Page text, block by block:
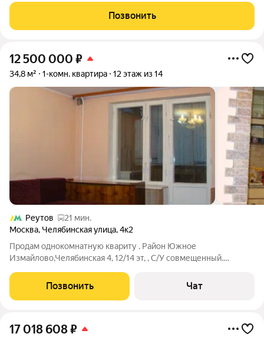
модернизма, главный принцип которого заключается в
создании новой архитектуры,
Позвонить
12 500 000 ₽
34,8 м² 1-комн. квартира 12 этаж из 14
Реутов
21 мин.
Москва, Челябинская улица,4к2
Продам однокомнатную квариту . Район Южное
Измайлово,Челябинская 4, 12/14 эт, , С/У совмещенный.
метров Терлецкий парк пруд.
Позвонить Чат
17 018 608₽